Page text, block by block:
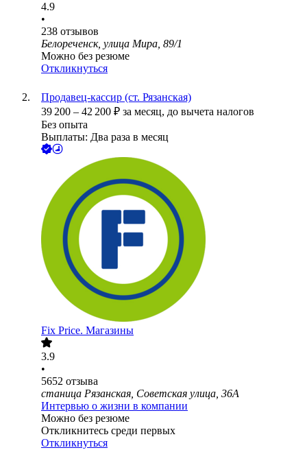
4.9
•
238 отзывов
Белореченск, улица Мира, 89/1
Можно без резюме
Откликнуться
Продавец-кассир (ст. Рязанская)
39 200 – 42 200 ₽ за месяц, до вычета налогов
Без опыта
Выплаты: Два раза в месяц
Fix Price. Магазины
3.9
•
5652 отзыва
станица Рязанская, Советская улица, 36А
Интервью о жизни в компании
Можно без резюме
Откликнитесь среди первых
Откликнуться